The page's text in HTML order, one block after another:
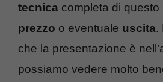
tecnica completa di questo
prezzo o eventuale uscita.
che la presentazione è
possiamo vedere molto